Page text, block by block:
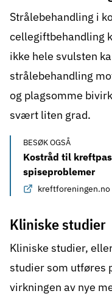
Strålebehandling i
cellegiftbehandling
ikke hele svulsten
strålebehandling
og plagsomme
svært liten grad.
BESØK OGSÅ
Kostråd til
spiseproblemer
kreftforeningen.no
Kliniske studier
Kliniske studier,
studier som utføres
virkningen av nye